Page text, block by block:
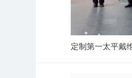
定制第一太平戴